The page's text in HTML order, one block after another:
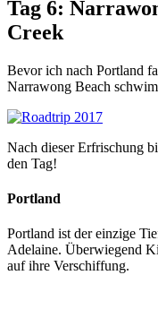
Tag 6:
Creek
Bevor ich nach Portland
Narrawong Beach
Nach dieser Erfrischung
den Tag!
Portland
Portland ist der einzige
Adelaine. Überwiegend
auf ihre Verschiffung.